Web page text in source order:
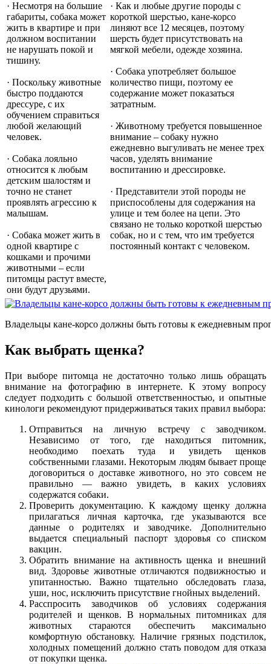
· Несмотря на большие
габариты, собака может
жить в квартире и при
должном воспитании
не нарушать покой и
тишину.
· Поскольку животные
быстро поддаются
дрессуре, с их
обучением справиться
любой желающий
человек.
· Собака лояльно
относится к любым
детским шалостям и
точно не станет
проявлять агрессию к
малышам.
· Собака может жить в
одной квартире с
кошками и прочими
животными – если
питомцы растут вместе,
они будут друзьями.
· Как и любые другие породы с
короткой шерстью, кане-корсо
линяют все 12 месяцев, поэтому
шерсть будет присутствовать на
мягкой мебели, одежде хозяина.
· Собака употребляет большое
количество пищи, поэтому ее
содержание может показаться
затратным.
· Животному требуется повышенное
внимание – собаку нужно
ежедневно выгуливать не менее трех
часов, уделять внимание
воспитанию и дрессировке.
· Представители этой породы не
приспособлены для содержания на
улице и тем более на цепи. Это
связано не только короткой шерстью
собак, но и с тем, что им требуется
постоянный контакт с человеком.
Владельцы кане-корсо должны быть готовы к ежедневным
Как выбрать щенка?
При выборе питомца не достаточно только лишь обращать
внимание на фотографию в интернете. К этому вопросу
следует подходить с большой ответственностью, и опытные
кинологи рекомендуют придерживаться таких правил выбора:
Отправиться на личную встречу с заводчиком.
Независимо от того, где находиться питомник,
необходимо поехать туда и увидеть щенков
собственными глазами. Некоторым людям бывает проще
договориться о доставке животного, но это совсем не
правильно — важно увидеть, в каких условиях
содержатся собаки.
Проверить документацию. К каждому щенку должна
прилагаться личная карточка, где указываются все
данные о родителях и заводчике. Дополнительно
выдается специальный паспорт здоровья со списком
вакцин.
Обратить внимание на активность щенка и внешний
вид. Здоровье животные отличаются подвижностью и
упитанностью. Важно тщательно обследовать глаза,
уши, нос, исключить присутствие гнойных выделений.
Расспросить заводчиков об условиях содержания
родителей и щенков. В нормальных питомниках для
животных стараются обеспечить максимально
комфортную обстановку. Наличие грязных подстилок,
холодных помещений должно стать поводом для отказа
от покупки щенка.